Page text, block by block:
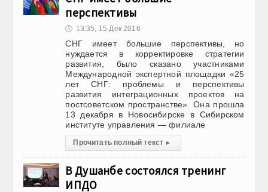
перспективы
🕔 13:35, 15.Дек 2016
СНГ имеет большие перспективы, но
нуждается в корректировке стратегии
развития, было сказано участниками
Международной экспертной площадки «25
лет СНГ: проблемы и перспективы
развития интеграционных проектов на
постсоветском пространстве». Она прошла
13 декабря в Новосибирске в Сибирском
институте управления — филиале
Прочитать полный текст ▸
В Душанбе состоялся тренинг
ИПДО